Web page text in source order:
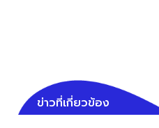
ข่าวที่เกี่ยวข้อง